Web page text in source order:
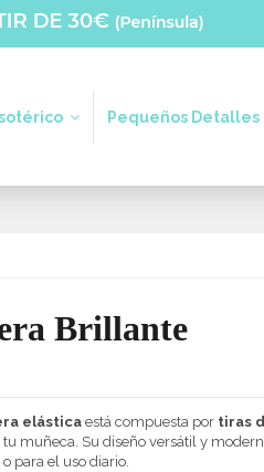
Pequeños Detalles
Brillante
elásticaestá compuesta por tiras
muñeca. Su diseño versátil y
para el uso diario.